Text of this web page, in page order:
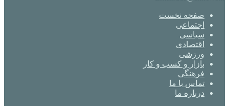
صفحه نخست
اجتماعی
سیاسی
اقتصادی
ورزشی
بازار و کسب و کار
فرهنگی
تماس با ما
درباره ما